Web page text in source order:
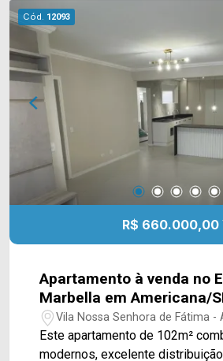
morar e ainda aceita financiamento. ? 180m²
terreno; ? 174m² de construção;
sendo 01 suíte; ? 03 banheiros; ?
Cozinha planejada com ilha; ?
planejados; ? Ar-condicionado; ?
02 vagas de garagem, sendo 01
Localizada no Jardim Nielsen
Americana, a casa oferece fácil
principais comércios, serviços e
proporcionando mais praticidade
Entre em contato com a equipe
e agende sua visita. WhatsApp e telefone: (19)
Cód. 12093
R$ 660.000,00
Apartamento à venda no
Marbella em Americana/
Vila Nossa Senhora de Fátima -
Este apartamento de 102m²
modernos, excelente